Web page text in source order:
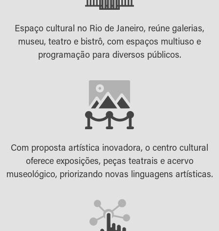
Espaço cultural no Rio de Janeiro, reúne galerias,
museu, teatro e bistrô, com espaços multiuso e
programação para diversos públicos.
Com proposta artística inovadora, o centro cultural
oferece exposições, peças teatrais e acervo
museológico, priorizando novas linguagens artísticas.